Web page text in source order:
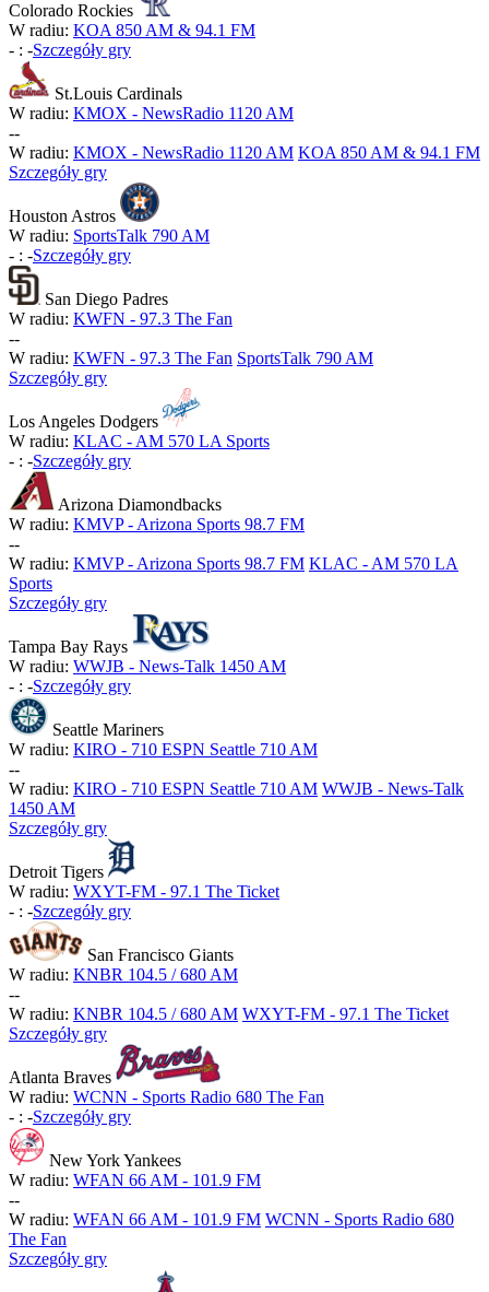
Colorado Rockies
W radiu: KOA 850 AM & 94.1 FM
- : -Szczegóły gry
St.Louis Cardinals
W radiu: KMOX - NewsRadio 1120 AM
--
W radiu: KMOX - NewsRadio 1120 AM KOA 850 AM & 94.1 FM
Szczegóły gry
Houston Astros
W radiu: SportsTalk 790 AM
- : -Szczegóły gry
San Diego Padres
W radiu: KWFN - 97.3 The Fan
--
W radiu: KWFN - 97.3 The Fan SportsTalk 790 AM
Szczegóły gry
Los Angeles Dodgers
W radiu: KLAC - AM 570 LA Sports
- : -Szczegóły gry
Arizona Diamondbacks
W radiu: KMVP - Arizona Sports 98.7 FM
--
W radiu: KMVP - Arizona Sports 98.7 FM KLAC - AM 570 LA
Sports
Szczegóły gry
Tampa Bay Rays
W radiu: WWJB - News-Talk 1450 AM
- : -Szczegóły gry
Seattle Mariners
W radiu: KIRO - 710 ESPN Seattle 710 AM
--
W radiu: KIRO - 710 ESPN Seattle 710 AM WWJB - News-Talk
1450 AM
Szczegóły gry
Detroit Tigers
W radiu: WXYT-FM - 97.1 The Ticket
- : -Szczegóły gry
San Francisco Giants
W radiu: KNBR 104.5 / 680 AM
--
W radiu: KNBR 104.5 / 680 AM WXYT-FM - 97.1 The Ticket
Szczegóły gry
Atlanta Braves
W radiu: WCNN - Sports Radio 680 The Fan
- : -Szczegóły gry
New York Yankees
W radiu: WFAN 66 AM - 101.9 FM
--
W radiu: WFAN 66 AM - 101.9 FM WCNN - Sports Radio 680
The Fan
Szczegóły gry